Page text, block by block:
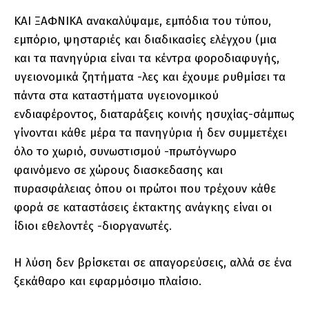
ΚΑΙ ΞΑΦΝΙΚΑ ανακαλύψαμε, εμπόδια του τύπου,
εμπόριο, ψησταριές και διαδικασίες ελέγχου (μια
και τα πανηγύρια είναι τα κέντρα φοροδιαφυγής,
υγειονομικά ζητήματα -λες και έχουμε ρυθμίσει τα
πάντα στα καταστήματα υγειονομικού
ενδιαφέροντος, διαταράξεις κοινής ησυχίας-σάμπως
γίνονται κάθε μέρα τα πανηγύρια ή δεν συμμετέχει
όλο το χωριό, συνωστισμού -πρωτόγνωρο
φαινόμενο σε χώρους διασκεδασης και
πυρασφάλειας όπου οι πρώτοι που τρέχουν κάθε
φορά σε καταστάσεις έκτακτης ανάγκης είναι οι
ίδιοι εθελοντές -διοργανωτές.
Η λύση δεν βρίσκεται σε απαγορεύσεις, αλλά σε ένα
ξεκάθαρο και εφαρμόσιμο πλαίσιο.